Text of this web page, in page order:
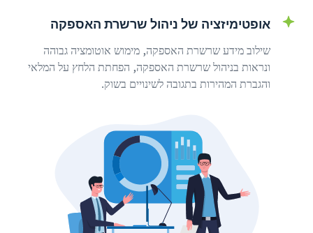
אופטימיזציה של ניהול שרשרת האספקה
שילוב מידע שרשרת האספקה, מימוש אוטומציה גבוהה
ונראות בניהול שרשרת האספקה, הפחתת הלחץ על המלאי
והגברת המהירות בתגובה לשינויים בשוק.